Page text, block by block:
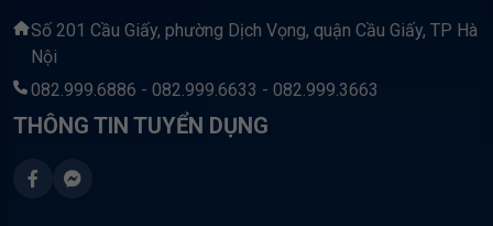
Số 201 Cầu Giấy, phường Dịch Vọng, quận Cầu Giấy, TP Hà
Nội
082.999.6886 - 082.999.6633 - 082.999.3663
THÔNG TIN TUYỂN DỤNG